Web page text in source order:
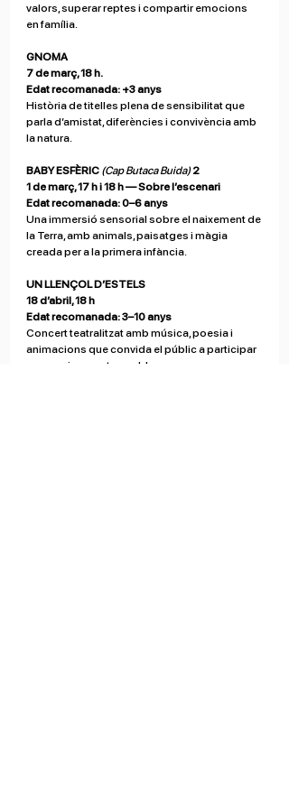
valors, superar reptes i compartir emocions
en família.
GNOMA
7 de març, 18 h.
Edat recomanada: +3 anys
Història de titelles plena de sensibilitat que
parla d’amistat, diferències i convivència amb
la natura.
BABY ESFÈRIC (Cap Butaca Buida) 2
1 de març, 17 h i 18 h — Sobre l’escenari
Edat recomanada: 0–6 anys
Una immersió sensorial sobre el naixement de
la Terra, amb animals, paisatges i màgia
creada per a la primera infància.
UN LLENÇOL D’ESTELS
18 d’abril, 18 h
Edat recomanada: 3–10 anys
Concert teatralitzat amb música, poesia i
animacions que convida el públic a participar
en un univers entranyable.